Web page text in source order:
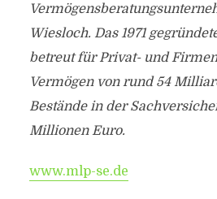
Wiesloch. Das 1971
betreut für Privat- und
Vermögen von rund 54
Bestände in der
Millionen Euro.
www.mlp-se.de